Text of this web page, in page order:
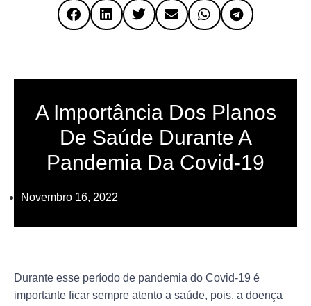
A Importância Dos Planos
De Saúde Durante A
Pandemia Da Covid-19
Novembro 16, 2022
Durante esse período de pandemia do Covid-19 é
importante ficar sempre atento a saúde, pois, a doença